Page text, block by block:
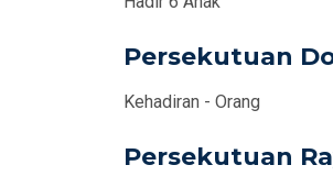
Persekutuan
Kehadiran - Orang
Persekutuan